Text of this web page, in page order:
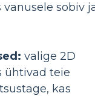
sobiv
valige 2D
ühtivad teie
kas